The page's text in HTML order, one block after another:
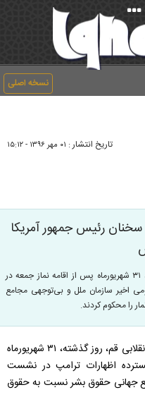
نسخه اصلی
تاریخ انتشار : ۰۱ مهر ۱۳۹۶ - ۱۵:۱۲
رئیس جمهور آمریکا
کانون خبرنگاران نبأ: مردم انقلابی قم، روز گذشته، ۳۱ شهریورماه پس از اقامه نماز جمعه در
اخیر سازمان ملل و بی‌توجهی مجامع
را محکوم کردند.
، مردم انقلابی قم، روز گذشته، ۳۱ شهریورماه
اظهارات ترامپ در نشست
جهانی حقوق بشر نسبت به حقوق